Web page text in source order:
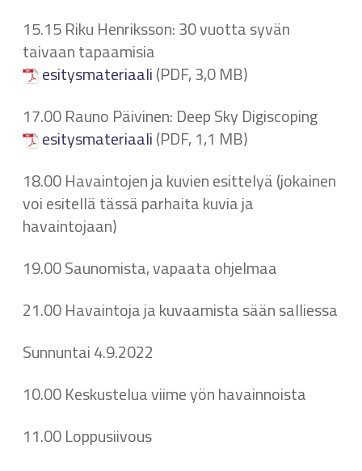
15.15 Riku Henriksson: 30 vuotta syvän
taivaan tapaamisia
esitysmateriaali(PDF, 3,0 MB)
17.00 Rauno Päivinen: Deep Sky Digiscoping
esitysmateriaali(PDF, 1,1 MB)
18.00 Havaintojen ja kuvien esittelyä (jokainen
voi esitellä tässä parhaita kuvia ja
havaintojaan)
19.00 Saunomista, vapaata ohjelmaa
21.00 Havaintoja ja kuvaamista sään salliessa
Sunnuntai 4.9.2022
10.00 Keskustelua viime yön havainnoista
11.00 Loppusiivous